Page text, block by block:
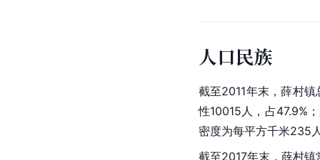
人口民族
截至2011年末，薛村
性10015人，占47.9%
密度为每平方千米235
截至2017年末，薛村